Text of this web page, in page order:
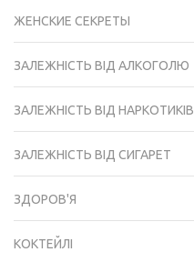
ЖЕНСКИЕ СЕКРЕТЫ
ЗАЛЕЖНІСТЬ ВІД АЛКОГОЛЮ
ЗАЛЕЖНІСТЬ ВІД НАРКОТИКІВ
ЗАЛЕЖНІСТЬ ВІД СИГАРЕТ
ЗДОРОВ'Я
КОКТЕЙЛІ